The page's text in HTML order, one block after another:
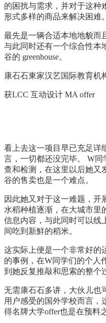
的困扰与需求，并对于这种
形式多样的商品来解决困难。
最先是一辆合适本地地貌而
与此同时还有一个综合性本
谷的 greenhouse。
康石石東家汉艺国际教育机
获LCC 互动设计 MA offer
看上去这一项目早已充足详
言，一切都还没完毕。 W
查和检测，在这里以后她又
谷的售卖也是一个难点。
因此她又对于这一难题，开
水稻种植逐渐，在大城市里
信息内容，与此同时可以线
间吃到新鮮的稻米。
这实际上便是一个非常好的
的事例，在W同学们的个人
到她反复推敲和思索的整个
无需康石石多讲，大伙儿也
用户感受的国外学校而言，
得名牌大学offer也是在预料